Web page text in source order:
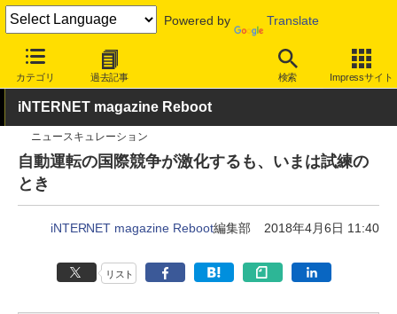
Powered by Translate
カテゴリ 過去記事 検索 Impressサイト
INTERNET Watch トピック 社会/時事
iNTERNET magazine Reboot
ニュースキュレーション
自動運転の国際競争が激化するも、いまは試練の
とき
iNTERNET magazine Reboot編集部 2018年4月6日 11:40
リスト